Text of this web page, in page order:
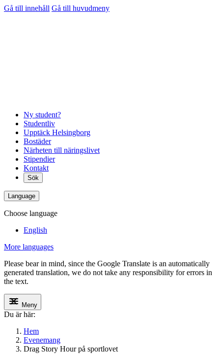
Gå till innehåll Gå till huvudmeny
Ny student?
Studentliv
Upptäck Helsingborg
Bostäder
Närheten till näringslivet
Stipendier
Kontakt
Sök
Language
Choose language
English
More languages
Please bear in mind, since the Google Translate is an automatically
generated translation, we do not take any responsibility for errors in
the text.
Meny
Du är här:
Hem
Evenemang
Drag Story Hour på sportlovet